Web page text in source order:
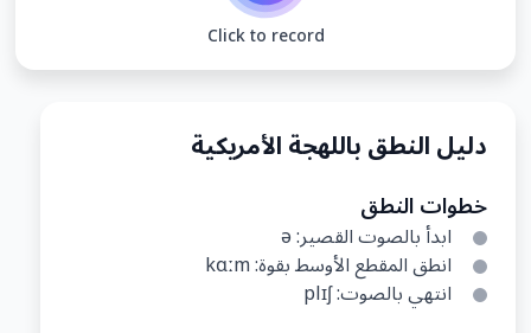
دليل النطق باللهجة الأمريكية
خطوات النطق
ابدأ بالصوت القصير: ə
انطق المقطع الأوسط بقوة: kɑːm
انتهي بالصوت: plɪʃ
Click to record